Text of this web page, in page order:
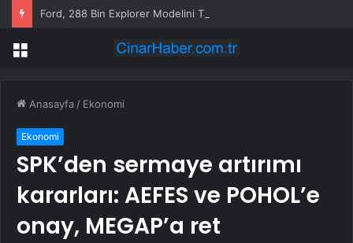
Menü
Anasayfa / Ekonomi
Ekonomi
SPK’den sermaye artırımı
kararları: AEFES ve POHOL’e
onay, MEGAP’a ret